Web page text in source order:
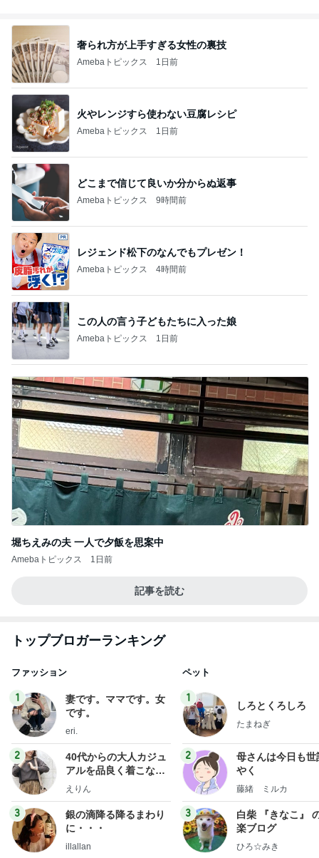
奢られ方が上手すぎる女性の裏技
Amebaトピックス 1日前
火やレンジすら使わない豆腐レシピ
Amebaトピックス 1日前
どこまで信じて良いか分からぬ返事
Amebaトピックス 9時間前
レジェンド松下のなんでもプレゼン！
Amebaトピックス 4時間前
この人の言う子どもたちに入った娘
Amebaトピックス 1日前
堀ちえみの夫 一人で夕飯を思案中
Amebaトピックス 1日前
記事を読む
トップブロガーランキング
ファッション
1
妻です。ママです。女
です。
eri.
2
40代からの大人カジュ
アルを品良く着こなす
ファッションブログ
えりん
3
銀の滴降る降るまわり
に・・・
illallan
ペット
1
しろとくろしろ
たまねぎ
2
母さんは今日も世
やく
藤緒 ミルカ
3
白柴 『きなこ』
楽ブログ
ひろ☆みき